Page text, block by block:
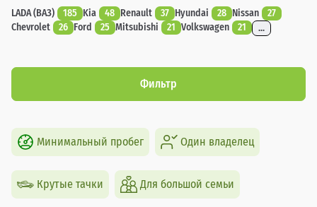
LADA (ВАЗ) 185 Kia 48 Renault 37 Hyundai 28 Nissan
27
Chevrolet
26 Ford 25 Mitsubishi 21 Volkswagen 21 ...
Фильтр
Минимальный пробег Один владелец
Крутые тачки Для большой семьи